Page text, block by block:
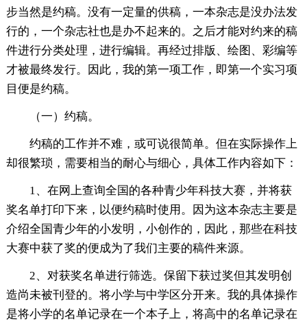
步当然是约稿。没有一定量的供稿，一本杂志是没办法发
行的，一个杂志社也是办不起来的。之后才能对约来的稿
件进行分类处理，进行编辑。再经过排版、绘图、彩编等
才被最终发行。因此，我的第一项工作，即第一个实习项
目便是约稿。
（一）约稿。
约稿的工作并不难，或可说很简单。但在实际操作上
却很繁琐，需要相当的耐心与细心，具体工作内容如下：
1、在网上查询全国的各种青少年科技大赛，并将获
奖名单打印下来，以便约稿时使用。因为这本杂志主要是
介绍全国青少年的小发明，小创作的，因此，那些在科技
大赛中获了奖的便成为了我们主要的稿件来源。
2、对获奖名单进行筛选。保留下获过奖但其发明创
造尚未被刊登的。将小学与中学区分开来。我的具体操作
是将小学的名单记录在一个本子上，将高中的名单记录在